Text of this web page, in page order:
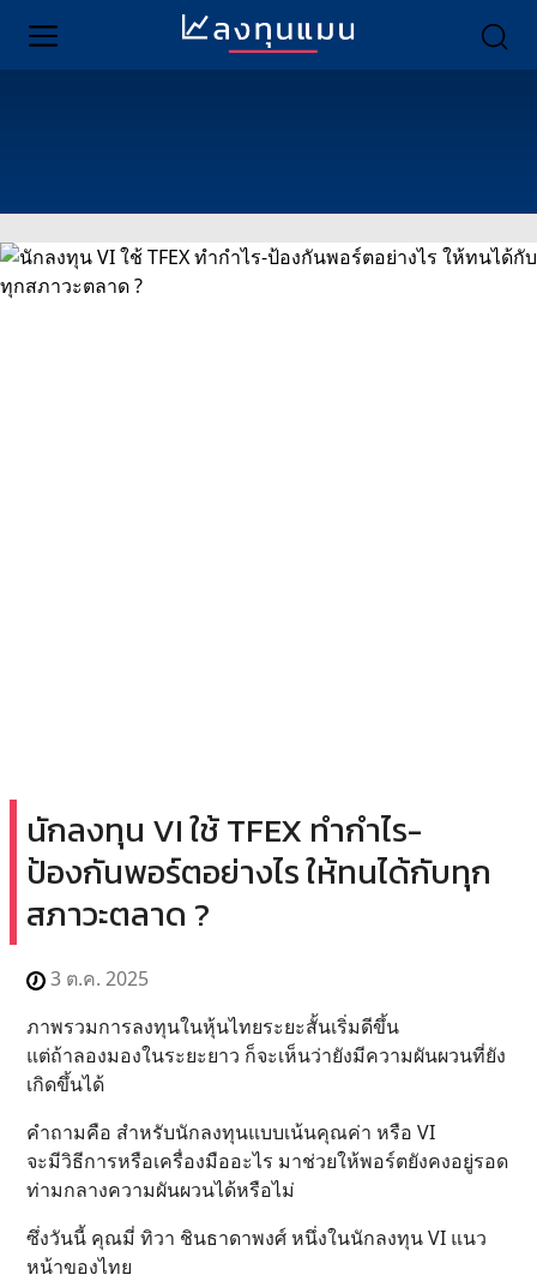
นักลงทุน VI ใช้ TFEX ทำกำไร-
ป้องกันพอร์ตอย่างไร ให้ทนได้กับทุก
สภาวะตลาด ?
3 ต.ค. 2025
ภาพรวมการลงทุนในหุ้นไทยระยะสั้นเริ่มดีขึ้น
แต่ถ้าลองมองในระยะยาว ก็จะเห็นว่ายังมีความผันผวนที่ยัง
เกิดขึ้นได้
คำถามคือ สำหรับนักลงทุนแบบเน้นคุณค่า หรือ VI
จะมีวิธีการหรือเครื่องมืออะไร มาช่วยให้พอร์ตยังคงอยู่รอด
ท่ามกลางความผันผวนได้หรือไม่
ซึ่งวันนี้ คุณมี่ ทิวา ชินธาดาพงศ์ หนึ่งในนักลงทุน VI แนว
หน้าของไทย